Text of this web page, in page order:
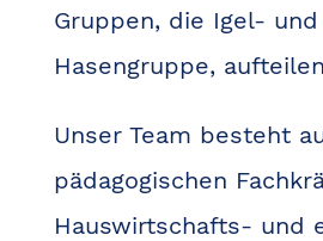
Gruppen, die Igel-
Hasengruppe,
Unser Team besteht
pädagogischen
Hauswirtschafts- und